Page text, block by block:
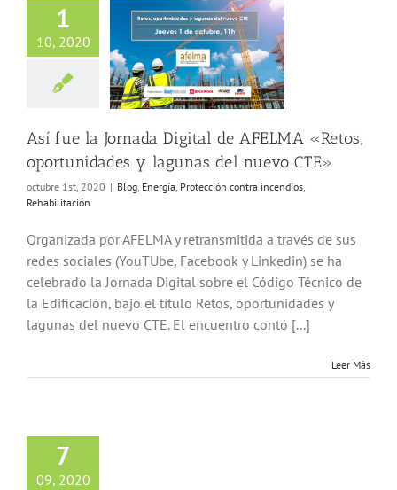
1
10, 2020
Jornada Digital
«Retos,
y lagunas
CTE»
Protección
Así fue la Jornada Digital de AFELMA «Retos,
oportunidades y lagunas del nuevo CTE»
octubre 1st, 2020 | Blog Energía Protección contra incendios
Rehabilitación
Organizada por AFELMA y retransmitida a través de sus
redes sociales (YouTUbe, Facebook y Linkedin) se ha
celebrado la Jornada Digital sobre el Código Técnico de
la Edificación, bajo el título Retos, oportunidades y
lagunas del nuevo CTE. El encuentro contó [...]
Leer Más
7
09, 2020
de coherencia
minerales
contra incendios